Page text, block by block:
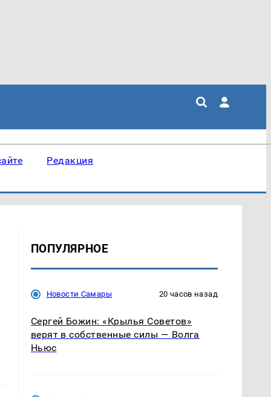
Редакция
ПОПУЛЯРНОЕ
Новости Самары 20 часов назад
Сергей Божин: «Крылья Советов»
верят в собственные силы — Волга
Ньюс